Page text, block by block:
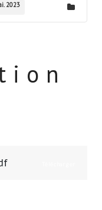
2023